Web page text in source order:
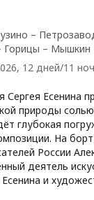
–
Горицы – Мышкин
12 дней/11
Есенина
природы
глубокая
На
России
деятель
и